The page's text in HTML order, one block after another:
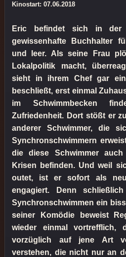
Kinostart: 07.06.2018
Eric befindet sich in der
gewissenhafte Buchhalter
und leer. Als seine Frau
Lokalpolitik macht,
sieht in ihrem Chef gar
beschließt, erst einmal
im Schwimmbecken
Zufriedenheit. Dort stößt er
anderer Schwimmer, die
Synchronschwimmern
die diese Schwimmer
Krisen befinden. Und weil
outet, ist er sofort als
engagiert. Denn
Synchronschwimmen ein
seiner Komödie beweist
wieder einmal vortrefflich,
vorzüglich auf jene Art
verstehen, die nicht nur an